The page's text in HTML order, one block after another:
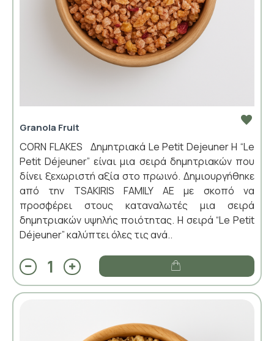
Granola Fruit
CORN FLAKES Δημητριακά Le Petit Dejeuner Η “Le
Petit Déjeuner” είναι μια σειρά δημητριακών που
δίνει ξεχωριστή αξία στο πρωινό. Δημιουργήθηκε
από την TSAKIRIS FAMILY ΑΕ με σκοπό να
προσφέρει στους καταναλωτές μια σειρά
δημητριακών υψηλής ποιότητας. Η σειρά “Le Petit
Déjeuner” καλύπτει όλες τις ανά..